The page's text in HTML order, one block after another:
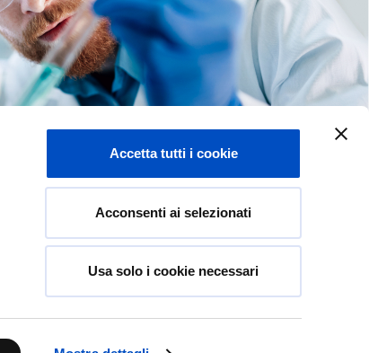
Accetta tutti i cookie
Acconsenti ai selezionati
Usa solo i cookie necessari
Dona ora